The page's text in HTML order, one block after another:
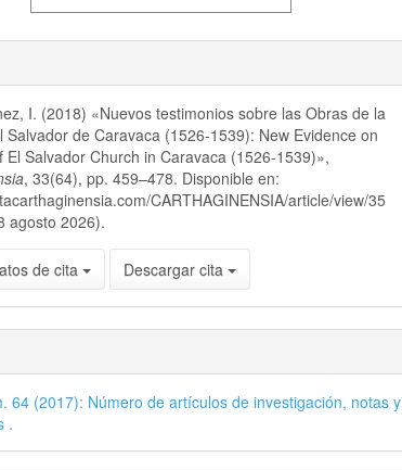
I. (2018) «Nuevos testimonios sobre las Obras de la
Salvador de Caravaca (1526-1539): New Evidence on
El Salvador Church in Caravaca (1526-1539)»,
, 33(64), pp. 459–478. Disponible en:
CARTHAGINENSIA/article/view/35
agosto 2026).
de cita Descargar cita
64 (2017): Número de artículos de investigación, notas y
.